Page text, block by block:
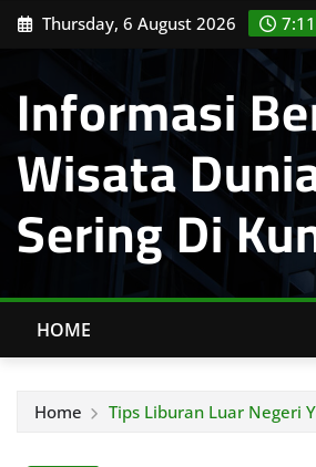
Skip Thursday, 6 August 2026
Informasi
Wisata
Sering Di
HOME
Home Tips Liburan Luar Negeri